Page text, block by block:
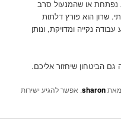
או שהמנעול סרב
שרון הוא פורץ דלתות
נקייה ומדויקת, ונותן
הביטחון שיחזור אליכם.
sharon. אפשר להגיע ישירות